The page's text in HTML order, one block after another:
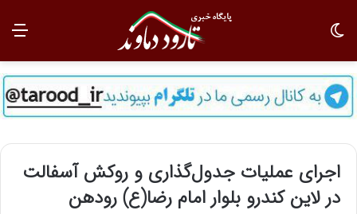
اجرای عملیات جدول‌گذاری و روکش آسفالت
در لاین کندرو بلوار امام رضا(ع) رودهن